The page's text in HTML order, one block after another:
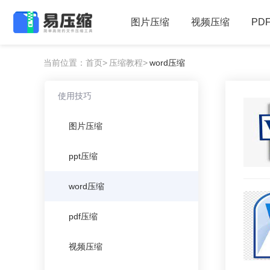
图片压缩 视频压缩
当前位置：首页> 压缩教程>word压缩
使用技巧
图片压缩
ppt压缩
word压缩
pdf压缩
视频压缩